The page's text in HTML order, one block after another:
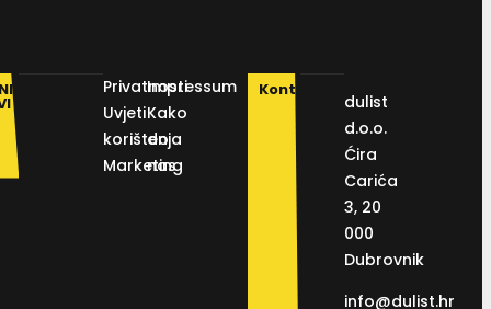
Privatnosti
Uvjeti
korištenja
Marketing
Impressum
Kako
do
nas
Kontakt
dulist
d.o.o.
Ćira
Carića
3, 20
000
Dubrovnik
info@dulist.hr